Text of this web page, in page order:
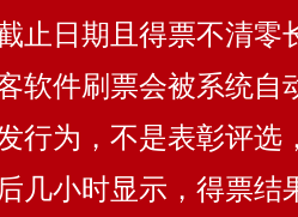
止日期且得票不清零
软件刷票会被系统自
行为，不是表彰评选
几小时显示，得票结